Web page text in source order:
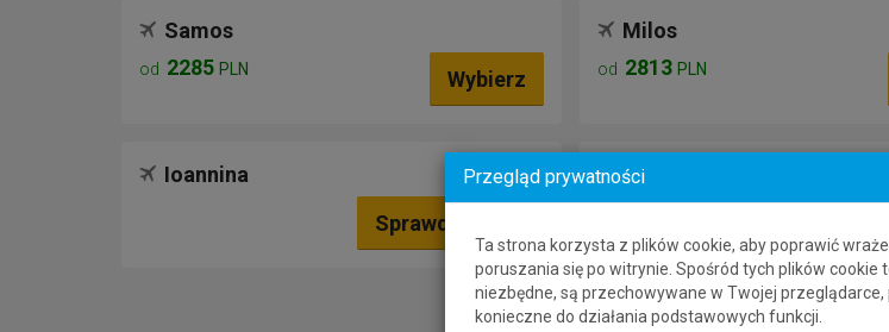
Samos
od 2285 PLN Wybierz
Milos
od 2813 PLN
Ioannina
Sprawdź oferty
Kalamata
Przegląd prywatności
Ta strona korzysta z plików cookie, aby poprawić
poruszania się po witrynie. Spośród tych plików cookie
niezbędne, są przechowywane w Twojej przeglądarce,
konieczne do działania podstawowych funkcji.